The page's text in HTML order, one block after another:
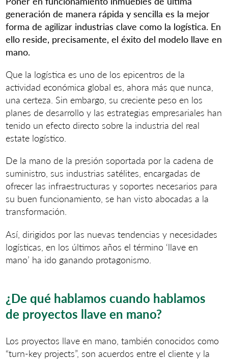
generación de manera rápida y sencilla es la mejor
forma de agilizar industrias clave como la logística. En
ello reside, precisamente, el éxito del modelo llave en
mano.
Que la logística es uno de los epicentros de la
actividad económica global es, ahora más que nunca,
una certeza. Sin embargo, su creciente peso en los
planes de desarrollo y las estrategias empresariales han
tenido un efecto directo sobre la industria del real
estate logístico.
De la mano de la presión soportada por la cadena de
suministro, sus industrias satélites, encargadas de
ofrecer las infraestructuras y soportes necesarios para
su buen funcionamiento, se han visto abocadas a la
transformación.
Así, dirigidos por las nuevas tendencias y necesidades
logísticas, en los últimos años el término ‘llave en
mano’ ha ido ganando protagonismo.
¿De qué hablamos cuando hablamos
de proyectos llave en mano?
Los proyectos llave en mano, también conocidos como
“turn-key projects”, son acuerdos entre el cliente y la